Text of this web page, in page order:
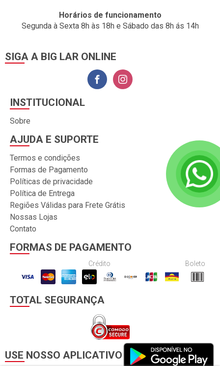
Horários de funcionamento
Segunda à Sexta 8h às 18h e Sábado das 8h ás 14h
SIGA A BIG LAR ONLINE
INSTITUCIONAL
Sobre
AJUDA E SUPORTE
Termos e condições
Formas de Pagamento
Políticas de privacidade
Política de Entrega
Regiões Válidas para Frete Grátis
Nossas Lojas
Contato
FORMAS DE PAGAMENTO
Crédito Boleto
TOTAL SEGURANÇA
USE NOSSO APLICATIVO